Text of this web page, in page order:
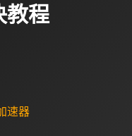
教程
速器